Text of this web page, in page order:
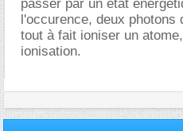
passer par un état
l'occurence, deux photons
tout à fait ioniser un
ionisation.